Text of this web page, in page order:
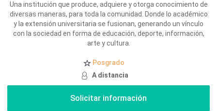
Una institución que produce, adquiere y otorga conocimiento de
diversas maneras, para toda la comunidad. Donde lo académico
y la extensión universitaria se fusionan, generando un vínculo
con la sociedad en forma de educación, deporte, información,
arte y cultura.
Posgrado
A distancia